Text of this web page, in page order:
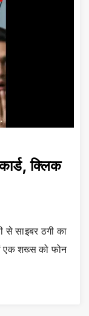
क्लिक
से साइबर ठगी का
एक शख्स को फोन